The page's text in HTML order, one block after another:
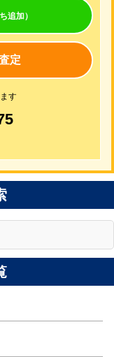
追加）
定
す